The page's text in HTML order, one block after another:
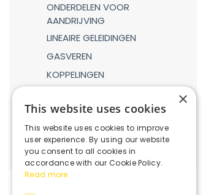
ONDERDELEN VOOR
AANDRIJVING
LINEAIRE GELEIDINGEN
GASVEREN
KOPPELINGEN
VERBINDINGSDELEN
ROBOTICA
×
This website uses cookies
This website uses cookies to improve
user experience. By using our website
you consent to all cookies in
accordance with our Cookie Policy.
Read more